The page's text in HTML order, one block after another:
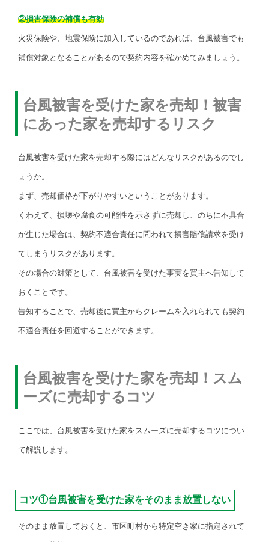
②損害保険の補償も有効
火災保険や、地震保険に加入しているのであれば、台風被害でも
補償対象となることがあるので契約内容を確かめてみましょう。
台風被害を受けた家を売却！被害
にあった家を売却するリスク
台風被害を受けた家を売却する際にはどんなリスクがあるのでし
ょうか。
まず、売却価格が下がりやすいということがあります。
くわえて、損壊や腐食の可能性を示さずに売却し、のちに不具合
が生じた場合は、契約不適合責任に問われて損害賠償請求を受け
てしまうリスクがあります。
その場合の対策として、台風被害を受けた事実を買主へ告知して
おくことです。
告知することで、売却後に買主からクレームを入れられても契約
不適合責任を回避することができます。
台風被害を受けた家を売却！スム
ーズに売却するコツ
ここでは、台風被害を受けた家をスムーズに売却するコツについ
て解説します。
コツ①台風被害を受けた家をそのまま放置しない
そのまま放置しておくと、市区町村から特定空き家に指定されて